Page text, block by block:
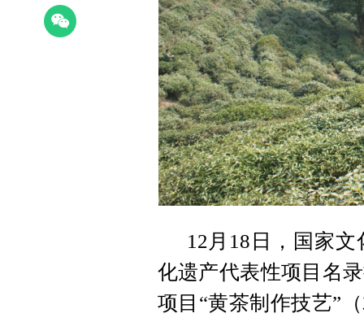
12月18日，国家
化遗产代表性项目名
项目“黄茶制作技艺”